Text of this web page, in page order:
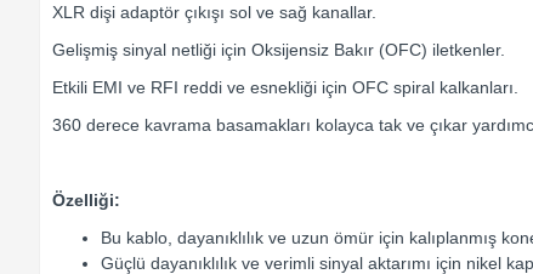
XLR dişi adaptör çıkışı sol ve sağ kanallar.
Gelişmiş sinyal netliği için Oksijensiz Bakır (OFC) iletkenler.
Etkili EMI ve RFI reddi ve esnekliği için OFC spiral kalkanları.
360 derece kavrama basamakları kolayca tak ve çıkar
Özelliği:
Bu kablo, dayanıklılık ve uzun ömür için kalıplanmış
Güçlü dayanıklılık ve verimli sinyal aktarımı için nikel